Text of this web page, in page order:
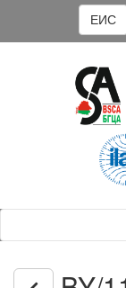
ЕИС